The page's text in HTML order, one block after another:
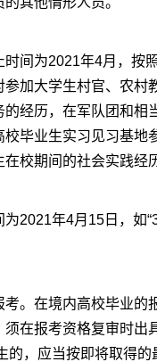
间为2021年4月，按
加大学生村官、农村
经历，在军队团和相
毕业生实习见习基
校期间的社会实践经
2021年4月15日，如
。在境内高校毕业的
在报考资格复审时出
，应当按即将取得